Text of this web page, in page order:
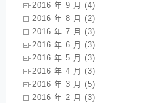
2016 年 9 月 (4)
2016 年 8 月 (2)
2016 年 7 月 (3)
2016 年 6 月 (3)
2016 年 5 月 (3)
2016 年 4 月 (3)
2016 年 3 月 (5)
2016 年 2 月 (3)